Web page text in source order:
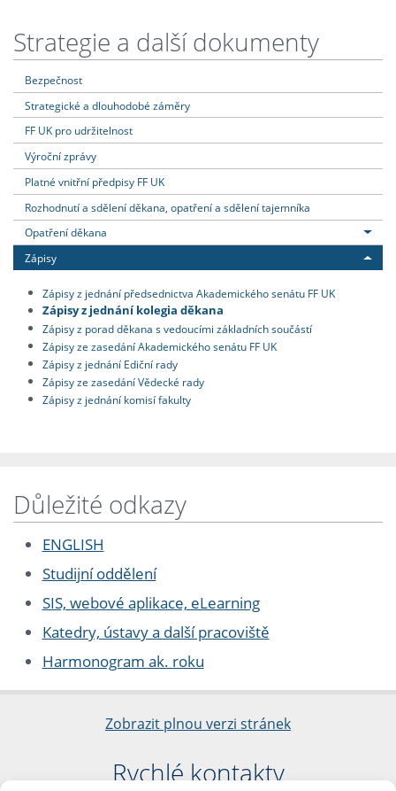
Strategie a další dokumenty
Bezpečnost
Strategické a dlouhodobé záměry
FF UK pro udržitelnost
Výroční zprávy
Platné vnitřní předpisy FF UK
Rozhodnutí a sdělení děkana, opatření a sdělení tajemníka
Opatření děkana
Zápisy
Zápisy z jednání předsednictva Akademického senátu FF UK
Zápisy z jednání kolegia děkana
Zápisy z porad děkana s vedoucími základních součástí
Zápisy ze zasedání Akademického senátu FF UK
Zápisy z jednání Ediční rady
Zápisy ze zasedání Vědecké rady
Zápisy z jednání komisí fakulty
Důležité odkazy
ENGLISH
Studijní oddělení
SIS, webové aplikace, eLearning
Katedry, ústavy a další pracoviště
Harmonogram ak. roku
Zobrazit plnou verzi stránek
Rychlé kontakty